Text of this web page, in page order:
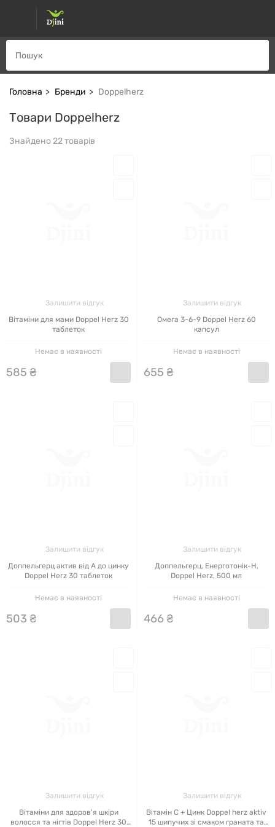
Головна Бренди Doppelherz
Товари Doppelherz
Знайдено 22 товарів
Залишити відгук
Вітаміни для мами Doppel Herz 30
таблеток
Немає в наявності
585 ₴
Залишити відгук
Омега 3-6-9 Doppel Herz 60
капсул
Немає в наявності
655 ₴
Залишити відгук
Доппельгерц актив від А до цинку
Doppel Herz 30 таблеток
Немає в наявності
503 ₴
Залишити відгук
Доппельгерц, Енерготонік-H,
Doppel Herz, 500 мл
Немає в наявності
466 ₴
Залишити відгук
Вітаміни для здоров'я шкіри
волосся та нігтів Doppel Herz 30
Залишити відгук
Вітамін С + Цинк Doppel herz aktiv
15 шипучих зі смаком граната та